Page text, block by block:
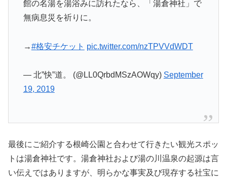
館の名湯を湯浴みに訪れたなら、「湯倉神社」で
無病息災を祈りに。
→#格安チケット pic.twitter.com/nzTPVVdWDT
— 北”快”道。 (@LL0QrbdMSzAOWqy) September
19, 2019
最後にご紹介する根崎公園と合わせて行きたい観光スポッ
トは湯倉神社です。湯倉神社および湯の川温泉の起源は言
い伝えではありますが、明らかな事実及び現存する社宝に